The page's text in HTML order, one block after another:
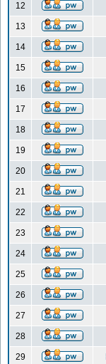
12
13
14
15
16
17
18
19
20
21
22
23
24
25
26
27
28
29